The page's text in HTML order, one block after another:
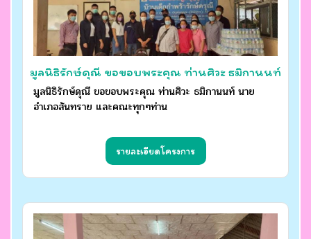
มูลนิธิรักษ์ดุณี ขอขอบพระคุณ ท่านศิวะ ธมิกานนท์
นายอำเภอสันทราย และคณะทุกๆท่าน
มูลนิธิรักษ์ดุณี ขอขอบพระคุณ ท่านศิวะ ธมิกานนท์ นาย
อำเภอสันทราย และคณะทุกๆท่าน
รายละเอียดโครงการ